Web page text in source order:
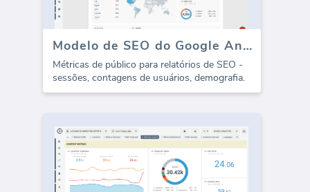
Modelo de SEO do Google Analytics - Público-alvo (Relatório)
Métricas de público para relatórios de SEO -
sessões, contagens de usuários, demografia.